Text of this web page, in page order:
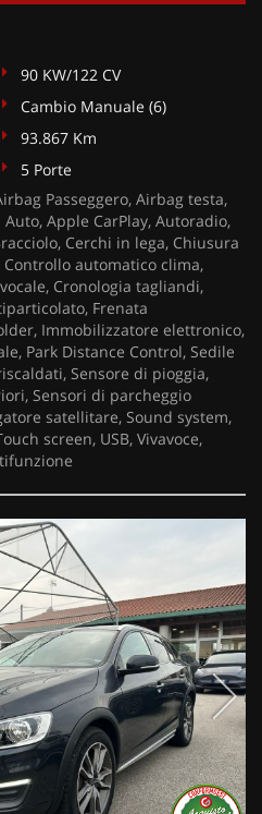
90 KW/122 CV
Cambio Manuale (6)
93.867 Km
5 Porte
Passeggero, Airbag testa,
Apple CarPlay, Autoradio,
Cerchi in lega, Chiusura
automatico clima,
Cronologia tagliandi,
Frenata
Immobilizzatore elettronico,
Park Distance Control, Sedile
Sensore di pioggia,
Sensori di parcheggio
satellitare, Sound system,
screen, USB, Vivavoce,